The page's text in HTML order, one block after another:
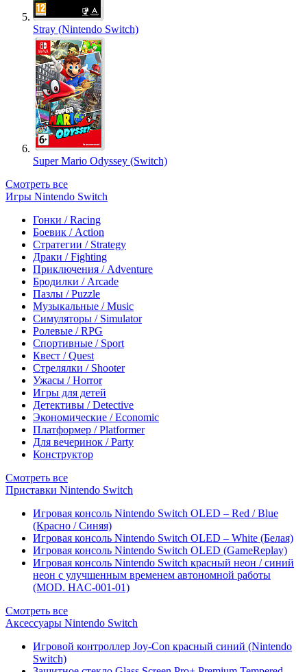
Stray (Nintendo Switch)
Super Mario Odyssey (Switch)
Смотреть все
Игры Nintendo Switch
Гонки / Racing
Боевик / Action
Стратегии / Strategy
Драки / Fighting
Приключения / Adventure
Бродилки / Arcade
Пазлы / Puzzle
Музыкальные / Music
Симуляторы / Simulator
Ролевые / RPG
Спортивные / Sport
Квест / Quest
Стрелялки / Shooter
Ужасы / Horror
Игры для детей
Детективы / Detective
Экономические / Economic
Платформер / Platformer
Для вечеринок / Party
Конструктор
Смотреть все
Приставки Nintendo Switch
Игровая консоль Nintendo Switch OLED – Red / Blue
(Красно / Синяя)
Игровая консоль Nintendo Switch OLED – White (Белая)
Игровая консоль Nintendo Switch OLED (GameReplay)
Игровая консоль Nintendo Switch красный неон / синий
неон с улучшенным временем автономной работы
(MOD. HAC-001-01)
Смотреть все
Аксессуары Nintendo Switch
Игровой контроллер Joy-Con красный синий (Nintendo
Switch)